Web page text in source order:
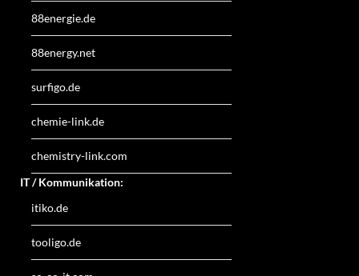
88energie.de
88energy.net
surfigo.de
chemie-link.de
chemistry-link.com
IT / Kommunikation:
itiko.de
tooligo.de